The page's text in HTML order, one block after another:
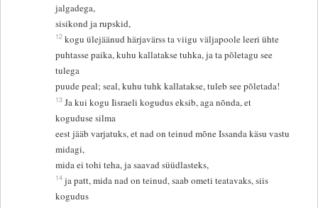
jalgadega,
sisikond ja rupskid,
12 kogu ülejäänud härjavärss ta viigu väljapoole leeri ühte
puhtasse paika, kuhu kallatakse tuhka, ja ta põletagu see
tulega
puude peal; seal, kuhu tuhk kallatakse, tuleb see põletada!
13 Ja kui kogu Iisraeli kogudus eksib, aga nõnda, et
koguduse silma
eest jääb varjatuks, et nad on teinud mõne Issanda käsu vastu
midagi,
mida ei tohi teha, ja saavad süüdlasteks,
14 ja patt, mida nad on teinud, saab ometi teatavaks, siis
kogudus